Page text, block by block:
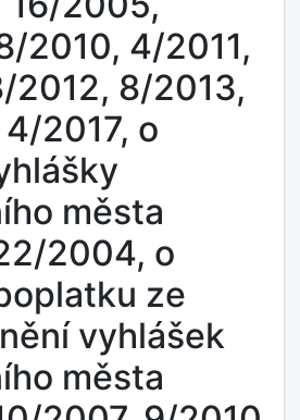
2010, 4/2011,
2012, 8/2013,
2017, o
města
2004, o
ze
vyhlášek
města